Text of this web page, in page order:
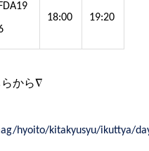
FDA19
18:00 19:20
から∇
hyoito/kitakyusyu/ikuttya/